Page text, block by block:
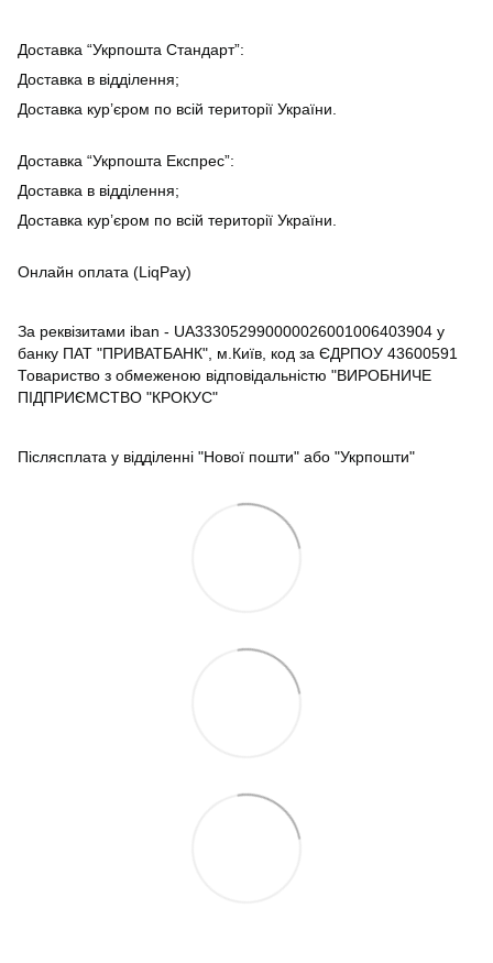
Доставка “Укрпошта Стандарт”:
Доставка в відділення;
Доставка кур’єром по всій території України.
Доставка “Укрпошта Експрес”:
Доставка в відділення;
Доставка кур’єром по всій території України.
Онлайн оплата (LiqPay)
За реквізитами iban - UA333052990000026001006403904 у
банку ПАТ "ПРИВАТБАНК", м.Київ, код за ЄДРПОУ 43600591
Товариство з обмеженою відповідальністю "ВИРОБНИЧЕ
ПІДПРИЄМСТВО "КРОКУС"
Післясплата у відділенні "Нової пошти" або "Укрпошти"